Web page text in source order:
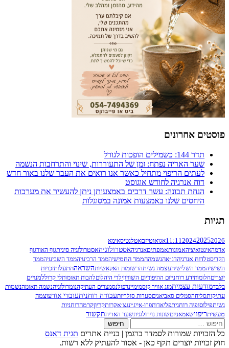
נפתח: זמן של התעוררות, שינוי והתרחבות הנשמה
מתחיל כאשר אנו רואים את העבר שלנו באור חדש
לחודש אוגוסט
עשר דרכים באמצעותן ניתן להעשיר את מערכות
באמצעות אמונה במסוגלות
אגואוטיזםאטלנטיסאימא
אמפתיםאנרגיהאסטרולוגיהאסטרולוגיה סיניתגוף האורגוף
הגשמההממד החמישיהממד הרביעיהממד השביעיהממד
נשיתהרשומות האקאשיותהשראההתעלותזכויות
יום ההיפוךיום השוויוןילדי היהלוםלהבות תאומותלי קרוללמנויים
מזג אוויר קוסמימיינדפולנסמצרים העתיקהנומרולוגיהנשמה תאומהנשמות
סערות סולריותעבודה רוחנית עובדי אורעוצמה
פליאדותפרו-אייג׳ינגצ׳אקרותקריוןקרמהרוחניות
שונות נוירולוגיתשער האריהתקשור
לסמדר ברגמן | בניית אתריםתגית דאנס
תקף כאן - אסור להעתיק ללא רשות.